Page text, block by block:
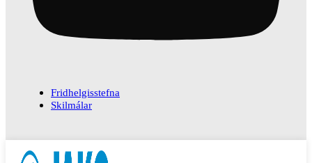
Fridhelgisstefna
Skilmálar